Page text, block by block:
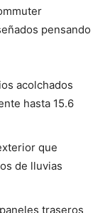
pensando
acolchados
hasta 15.6
que
de lluvias
traseros